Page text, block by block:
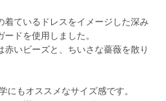
着ているドレスをイメージした深み
ドを使用しました。
いビーズと、ちいさな薔薇を散り
にもオススメなサイズ感です。